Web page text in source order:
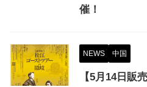
催！
NEWS 中国
【5月14日販